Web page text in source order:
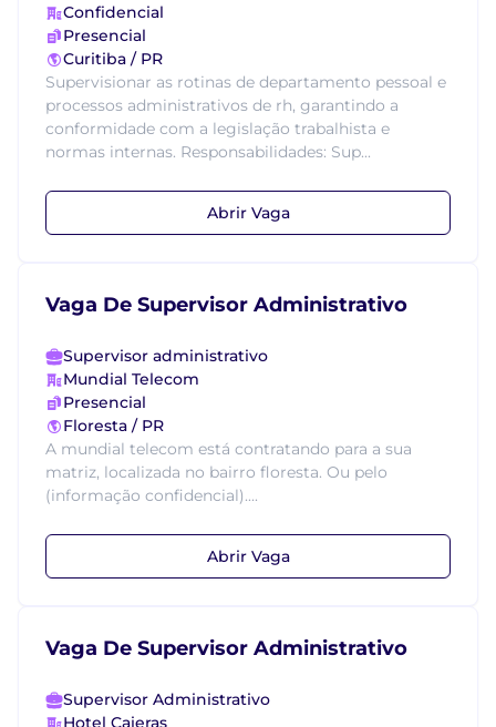
Confidencial
Presencial
Curitiba / PR
Supervisionar as rotinas de departamento pessoal e
processos administrativos de rh, garantindo a
conformidade com a legislação trabalhista e
normas internas. Responsabilidades: Sup...
Abrir Vaga
Vaga De Supervisor Administrativo
Supervisor administrativo
Mundial Telecom
Presencial
Floresta / PR
A mundial telecom está contratando para a sua
matriz, localizada no bairro floresta. Ou pelo
(informação confidencial)....
Abrir Vaga
Vaga De Supervisor Administrativo
Supervisor Administrativo
Hotel Caieras